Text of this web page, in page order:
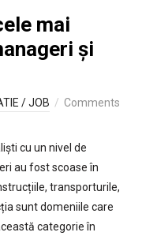
mai
și
/ JOB
Comments
cu un nivel de
au fost scoase în
transporturile,
sunt domeniile care
categorie în